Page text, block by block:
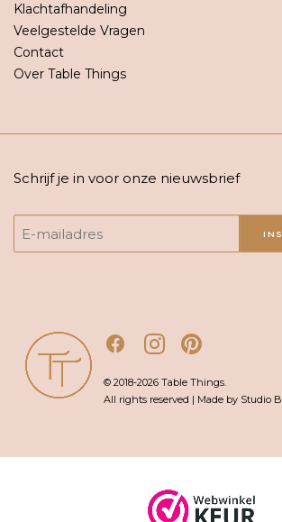
Klachtafhandeling
Veelgestelde Vragen
Contact
Over Table Things
Schrijf je in voor onze nieuwsbrief
© 2018-2026 Table Things.
All rights reserved | Made by Studio